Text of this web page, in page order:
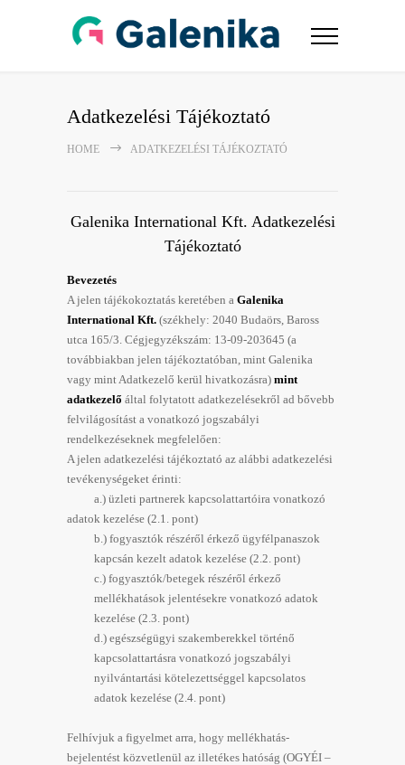
Adatkezelési Tájékoztató
HOME ADATKEZELÉSI TÁJÉKOZTATÓ
Galenika International Kft. Adatkezelési
Tájékoztató
Bevezetés
A jelen tájékokoztatás keretében a Galenika
International Kft. (székhely: 2040 Budaörs, Baross
utca 165/3. Cégjegyzékszám: 13-09-203645 (a
továbbiakban jelen tájékoztatóban, mint Galenika
vagy mint Adatkezelő kerül hivatkozásra) mint
adatkezelő által folytatott adatkezelésekről ad bővebb
felvilágosítást a vonatkozó jogszabályi
rendelkezéseknek megfelelően:
A jelen adatkezelési tájékoztató az alábbi adatkezelési
tevékenységeket érinti:
a.) üzleti partnerek kapcsolattartóira vonatkozó
adatok kezelése (2.1. pont)
b.) fogyasztók részéről érkező ügyfélpanaszok
kapcsán kezelt adatok kezelése (2.2. pont)
c.) fogyasztók/betegek részéről érkező
mellékhatások jelentésekre vonatkozó adatok
kezelése (2.3. pont)
d.) egészségügyi szakemberekkel történő
kapcsolattartásra vonatkozó jogszabályi
nyilvántartási kötelezettséggel kapcsolatos
adatok kezelése (2.4. pont)
Felhívjuk a figyelmet arra, hogy mellékhatás-
bejelentést közvetlenül az illetékes hatóság (OGYÉI –